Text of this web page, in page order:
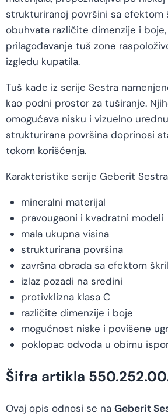
strukturiranoj površini sa efektom
obuhvata različite dimenzije i
prilagođavanje tuš zone
izgledu kupatila.
Tuš kade iz serije Sestra
kao podni prostor za tuširanje.
omogućava nisku i vizuelno
strukturirana površina doprinosi
tokom korišćenja.
Karakteristike serije Geberit
mineralni materijal
pravougaoni i kvadratni modeli
mala ukupna visina
strukturirana površina
završna obrada sa efektom
izlaz pozadi na sredini
protivklizna klasa C
različite dimenzije i boje
mogućnost niske i povišene
poklopac odvoda u obimu
Šifra artikla
Ovaj opis odnosi se na Geberit